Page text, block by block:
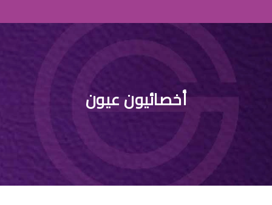
دكتور
بالرياض عالم
أخصائيون عيون